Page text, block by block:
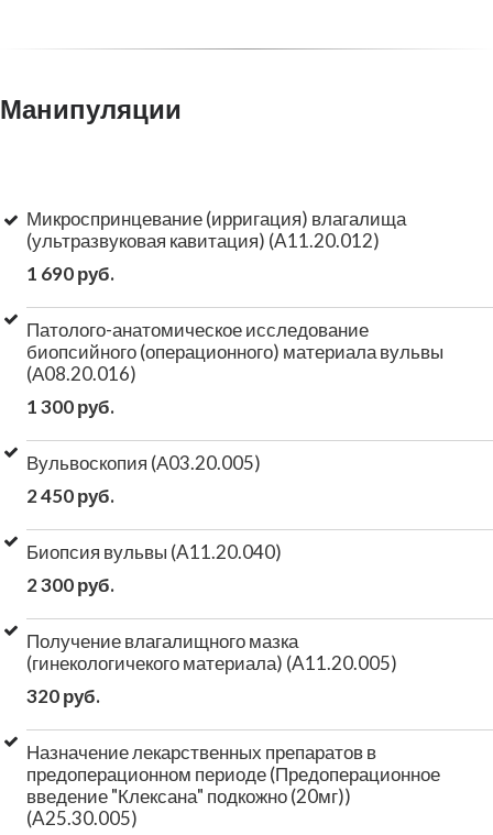
Манипуляции
Микроспринцевание (ирригация) влагалища
(ультразвуковая кавитация) (A11.20.012)
1 690 руб.
Патолого-анатомическое исследование
биопсийного (операционного) материала вульвы
(А08.20.016)
1 300 руб.
Вульвоскопия (А03.20.005)
2 450 руб.
Биопсия вульвы (A11.20.040)
2 300 руб.
Получение влагалищного мазка
(гинекологичекого материала) (A11.20.005)
320 руб.
Назначение лекарственных препаратов в
предоперационном периоде (Предоперационное
введение "Клексана" подкожно (20мг))
(A25.30.005)